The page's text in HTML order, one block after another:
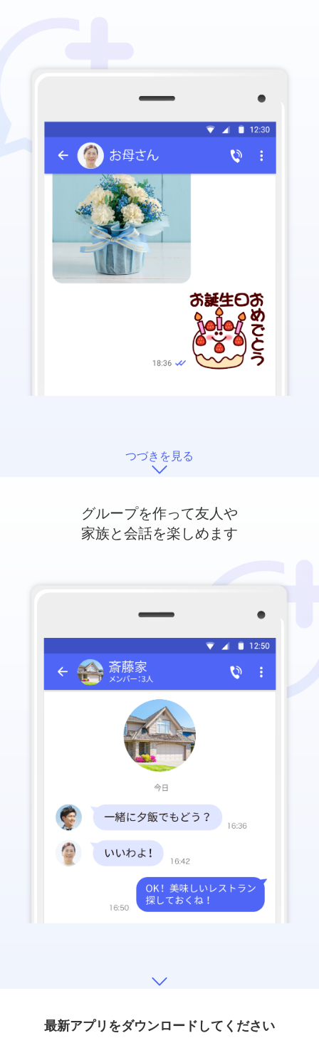
つづきを見る
グループを作って友人や
家族と会話を楽しめます
最新アプリをダウンロードしてください